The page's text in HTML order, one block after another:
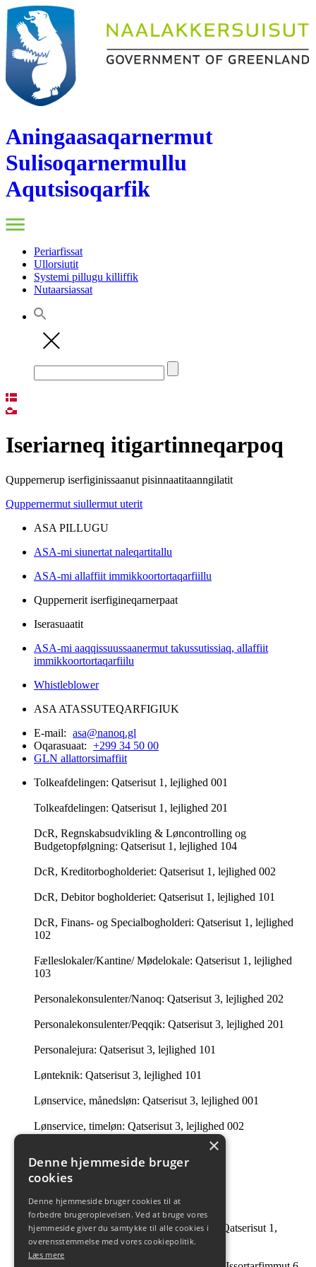
Aningaasaqarnermut
Sulisoqarnermullu
Aqutsisoqarfik
Periarfissat
Ullorsiutit
Systemi pillugu killiffik
Nutaarsiassat
Iseriarneq itigartinneqarpoq
Quppernerup iserfiginissaanut pisinnaatitaanngilatit
Quppernermut siullermut uterit
ASA PILLUGU
ASA-mi siunertat naleqartitallu
ASA-mi allaffiit immikkoortortaqarfiillu
Quppernerit iserfigineqarnerpaat
Iserasuaatit
ASA-mi aaqqissuussaanermut takussutissiaq, allaffiit
immikkoortortaqarfiilu
Whistleblower
ASA ATASSUTEQARFIGIUK
E-mail: asa@nanoq.gl
Oqarasuaat: +299 34 50 00
GLN allattorsimaffiit
Tolkeafdelingen: Qatserisut 1, lejlighed 001
Tolkeafdelingen: Qatserisut 1, lejlighed 201
DcR, Regnskabsudvikling & Løncontrolling og
Budgetopfølgning: Qatserisut 1, lejlighed 104
DcR, Kreditorbogholderiet: Qatserisut 1, lejlighed 002
DcR, Debitor bogholderiet: Qatserisut 1, lejlighed 101
DcR, Finans- og Specialbogholderi: Qatserisut 1, lejlighed
102
Fælleslokaler/Kantine/ Mødelokale: Qatserisut 1, lejlighed
103
Personalekonsulenter/Nanoq: Qatserisut 3, lejlighed 202
Personalekonsulenter/Peqqik: Qatserisut 3, lejlighed 201
Personalejura: Qatserisut 3, lejlighed 101
Lønteknik: Qatserisut 3, lejlighed 101
Lønservice, månedsløn: Qatserisut 3, lejlighed 001
Lønservice, timeløn: Qatserisut 3, lejlighed 002
Ledelsessekretariatet: 201 i Qatserisut 3
Intern Revision: Qatserisut 1, lejlighed 504
André Guttesen og Johanne B Tobiassen: Qatserisut 1,
lejlighed 504
×
Denne hjemmeside bruger
cookies
Denne hjemmeside bruger cookies til at
forbedre brugeroplevelsen. Ved at bruge vores
hjemmeside giver du samtykke til alle cookies i
overensstemmelse med vores cookiepolitik.
Læs mere